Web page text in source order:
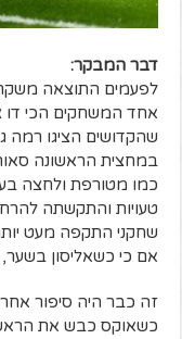
דבר המבקר:
לפעמים התוצאה
אחד המשחקים הכי דו
שהקדושים הציגו רמה
במחצית הראשונה
כמו מטורפת ולחצה
טעויות והתקשתה
שחקני התקפה מעט
אם כי כשאליסון
זה כבר היה סיפור
כשאוקס כבש את